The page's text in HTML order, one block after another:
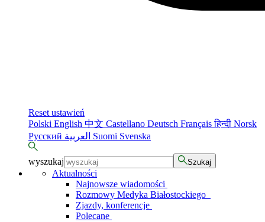
Reset ustawień
Polski English 中文 Castellano Deutsch Françaisहिन्दी Norsk
Русский
Suomi Svenska
wyszukaj Szukaj
Aktualności
Najnowsze wiadomości
Rozmowy Medyka Białostockiego
Zjazdy, konferencje
Polecane